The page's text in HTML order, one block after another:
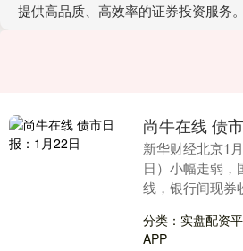
提供高品质、高效率的证券投资服务。
尚牛在线 债
新华财经北京1
日）小幅走弱，
线，银行间现券
持稳；公开市
金利率短....
分类：实盘配资
APP